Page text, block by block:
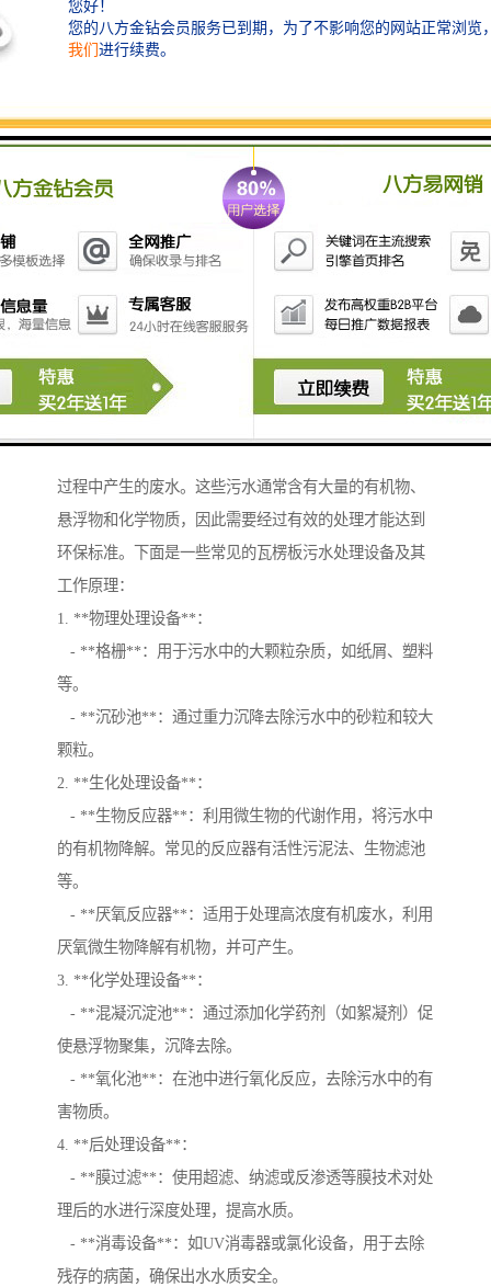
过程中产生的废水。这些污水通常含有大量的有机物、
悬浮物和化学物质，因此需要经过有效的处理才能达到
环保标准。下面是一些常见的瓦楞板污水处理设备及其
工作原理：
1. **物理处理设备**：
- **格栅**：用于污水中的大颗粒杂质，如纸屑、塑料
等。
- **沉砂池**：通过重力沉降去除污水中的砂粒和较大
颗粒。
2. **生化处理设备**：
- **生物反应器**：利用微生物的代谢作用，将污水中
的有机物降解。常见的反应器有活性污泥法、生物滤池
等。
- **厌氧反应器**：适用于处理高浓度有机废水，利用
厌氧微生物降解有机物，并可产生。
3. **化学处理设备**：
- **混凝沉淀池**：通过添加化学药剂（如絮凝剂）促
使悬浮物聚集，沉降去除。
- **氧化池**：在池中进行氧化反应，去除污水中的有
害物质。
4. **后处理设备**：
- **膜过滤**：使用超滤、纳滤或反渗透等膜技术对处
理后的水进行深度处理，提高水质。
- **消毒设备**：如UV消毒器或氯化设备，用于去除
残存的病菌，确保出水水质安全。